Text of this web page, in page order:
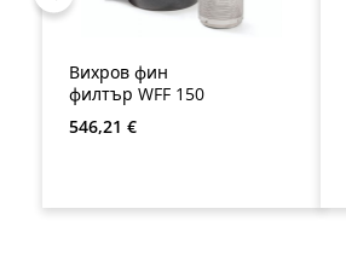
Вихров фин
филтър WFF 150
Редовна цена:
546,21 €